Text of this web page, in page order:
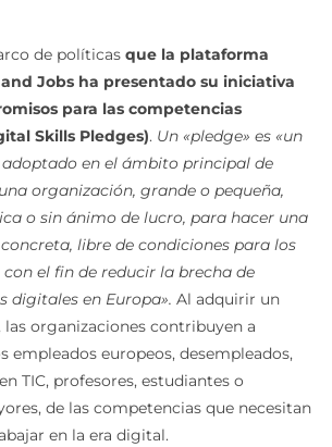
de políticas que la plataforma
Jobs ha presentado su iniciativa
para las competencias
Skills Pledges). Un «pledge» es «un
en el ámbito principal de
organización, grande o pequeña,
o sin ánimo de lucro, para hacer una
libre de condiciones para los
el fin de reducir la brecha de
digitales en Europa». Al adquirir un
organizaciones contribuyen a
empleados europeos, desempleados,
TIC, profesores, estudiantes o
de las competencias que necesitan
en la era digital.